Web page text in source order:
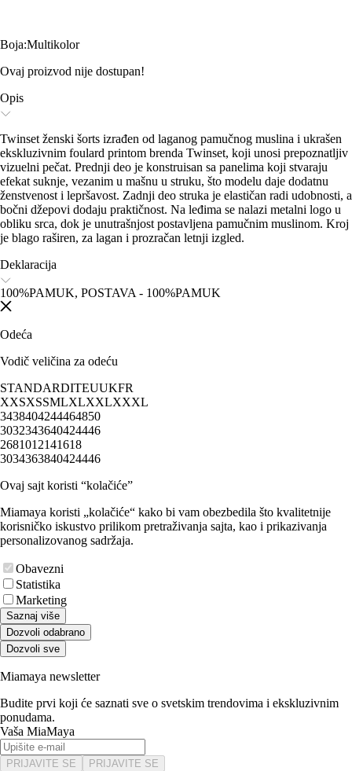
Boja:Multikolor
Ovaj proizvod nije dostupan!
Opis
Twinset ženski šorts izrađen od laganog pamučnog muslina i ukrašen
ekskluzivnim foulard printom brenda Twinset, koji unosi prepoznatljiv
vizuelni pečat. Prednji deo je konstruisan sa panelima koji stvaraju
efekat suknje, vezanim u mašnu u struku, što modelu daje dodatnu
ženstvenost i lepršavost. Zadnji deo struka je elastičan radi udobnosti, a
bočni džepovi dodaju praktičnost. Na leđima se nalazi metalni logo u
obliku srca, dok je unutrašnjost postavljena pamučnim muslinom. Kroj
je blago raširen, za lagan i prozračan letnji izgled.
Deklaracija
100%PAMUK, POSTAVA - 100%PAMUK
Odeća
Vodič veličina za odeću
STANDARDITEUUKFR
XXSXSSMLXLXXLXXXL
3438404244464850
3032343640424446
2681012141618
3034363840424446
Ovaj sajt koristi “kolačiće”
Miamaya koristi „kolačiće“ kako bi vam obezbedila što kvalitetnije
korisničko iskustvo prilikom pretraživanja sajta, kao i prikazivanja
personalizovanog sadržaja.
Obavezni
Statistika
Marketing
Saznaj više
Dozvoli odabrano
Dozvoli sve
Miamaya newsletter
Budite prvi koji će saznati sve o svetskim trendovima i ekskluzivnim
ponudama.
Vaša MiaMaya
PRIJAVITE SE PRIJAVITE SE